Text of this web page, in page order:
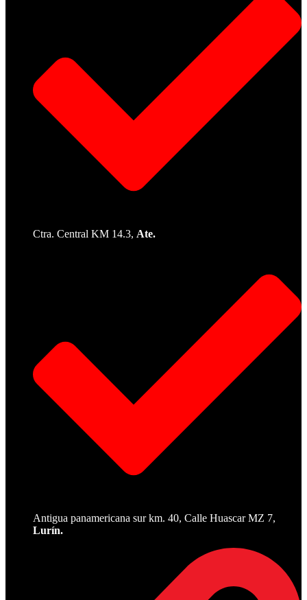
Ctra. Central KM 14.3, Ate.
Antigua panamericana sur km. 40, Calle Huascar MZ 7,
Lurín.